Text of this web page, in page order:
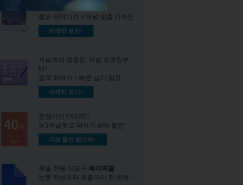
짧은 제작기간 + 저널 맞춤 디자인
자세히 보기>
저널게재 성공은, 저널 포맷팅부
터!
업계 최저가 + 빠른 납기 일정
자세히 보기>
한정기간 EVENT!
SCI저널투고 패키지 40% 할인!
지금 할인 받으러>
학술 전용 AI도구 페이퍼팔
논문 작성부터 제출까지 한 번에!